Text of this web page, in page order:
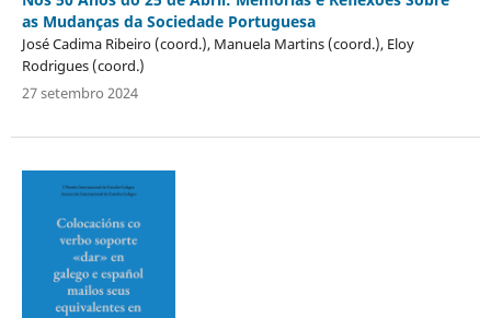
as Mudanças da Sociedade Portuguesa
José Cadima Ribeiro (coord.), Manuela Martins (coord.), Eloy
Rodrigues (coord.)
27 setembro 2024